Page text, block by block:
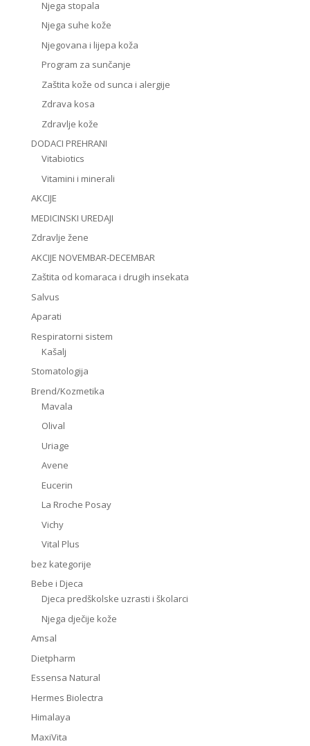
Njega stopala
Njega suhe kože
Njegovana i lijepa koža
Program za sunčanje
Zaštita kože od sunca i alergije
Zdrava kosa
Zdravlje kože
DODACI PREHRANI
Vitabiotics
Vitamini i minerali
AKCIJE
MEDICINSKI UREDAJI
Zdravlje žene
AKCIJE NOVEMBAR-DECEMBAR
Zaštita od komaraca i drugih insekata
Salvus
Aparati
Respiratorni sistem
Kašalj
Stomatologija
Brend/Kozmetika
Mavala
Olival
Uriage
Avene
Eucerin
La Rroche Posay
Vichy
Vital Plus
bez kategorije
Bebe i Djeca
Djeca predškolske uzrasti i školarci
Njega dječije kože
Amsal
Dietpharm
Essensa Natural
Hermes Biolectra
Himalaya
MaxiVita